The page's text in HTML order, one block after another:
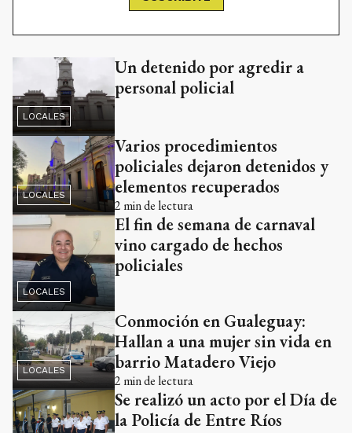
LOCALES
Un detenido por agredir a
personal policial
LOCALES
Varios procedimientos
policiales dejaron detenidos y
elementos recuperados
2 min de lectura
LOCALES
El fin de semana de carnaval
vino cargado de hechos
policiales
LOCALES
Conmoción en Gualeguay:
Hallan a una mujer sin vida en
barrio Matadero Viejo
2 min de lectura
Se realizó un acto por el Día de
la Policía de Entre Ríos